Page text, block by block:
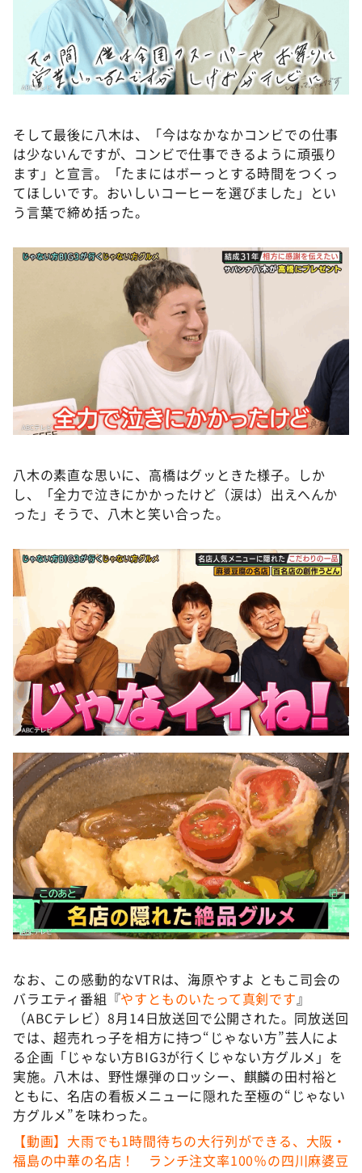
そして最後に八木は、「今はなかなかコンビでの仕事
は少ないんですが、コンビで仕事できるように頑張り
ます」と宣言。「たまにはボーっとする時間をつくっ
てほしいです。おいしいコーヒーを選びました」とい
う言葉で締め括った。
八木の素直な思いに、高橋はグッときた様子。しか
し、「全力で泣きにかかったけど（涙は）出えへんか
った」そうで、八木と笑い合った。
なお、この感動的なVTRは、海原やすよ ともこ司会の
バラエティ番組『やすとものいたって真剣です』
（ABCテレビ）8月14日放送回で公開された。同放送回
では、超売れっ子を相方に持つ“じゃない方”芸人によ
る企画「じゃない方BIG3が行くじゃない方グルメ」を
実施。八木は、野性爆弾のロッシー、麒麟の田村裕と
ともに、名店の看板メニューに隠れた至極の“じゃない
方グルメ”を味わった。
【動画】大雨でも1時間待ちの大行列ができる、大阪・
福島の中華の名店！ ランチ注文率100％の四川麻婆豆